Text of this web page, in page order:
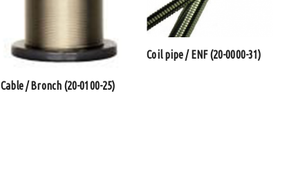
Cable / Bronch (20-0100-25)
Coil pipe / ENF (20-0000-31)